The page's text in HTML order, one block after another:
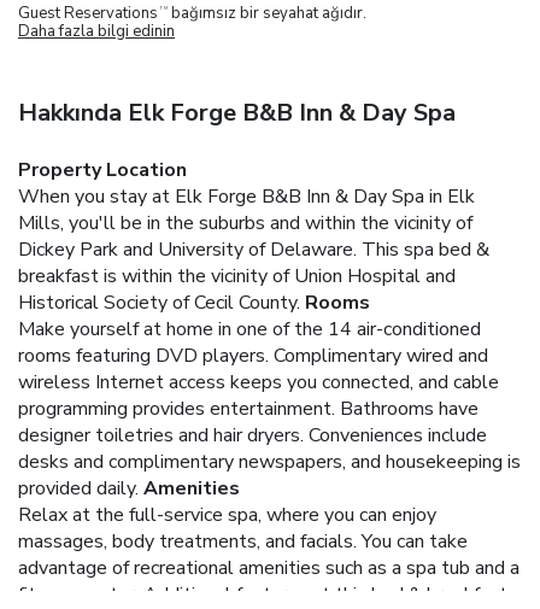
Guest Reservations TM bağımsız bir seyahat ağıdır.
Daha fazla bilgi edinin
Hakkında Elk Forge B&B Inn & Day Spa
Property Location
When you stay at Elk Forge B&B Inn & Day Spa in Elk
Mills, you'll be in the suburbs and within the vicinity of
Dickey Park and University of Delaware. This spa bed &
breakfast is within the vicinity of Union Hospital and
Historical Society of Cecil County. Rooms
Make yourself at home in one of the 14 air-conditioned
rooms featuring DVD players. Complimentary wired and
wireless Internet access keeps you connected, and cable
programming provides entertainment. Bathrooms have
designer toiletries and hair dryers. Conveniences include
desks and complimentary newspapers, and housekeeping is
provided daily. Amenities
Relax at the full-service spa, where you can enjoy
massages, body treatments, and facials. You can take
advantage of recreational amenities such as a spa tub and a
fitness center. Additional features at this bed & breakfast